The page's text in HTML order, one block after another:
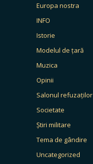
Europa nostra
INFO
Istorie
Modelul de țară
Muzica
Opinii
Salonul refuzaților
Societate
Știri militare
Tema de gândire
Uncategorized